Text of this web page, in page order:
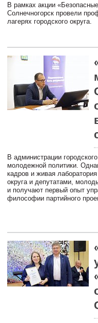
В рамках акции
Солнечногорск провели
лагерях городского округа.
В администрации
молодежной политики.
кадров и живая
округа и депутатами,
и получают первый опыт
философии партийного